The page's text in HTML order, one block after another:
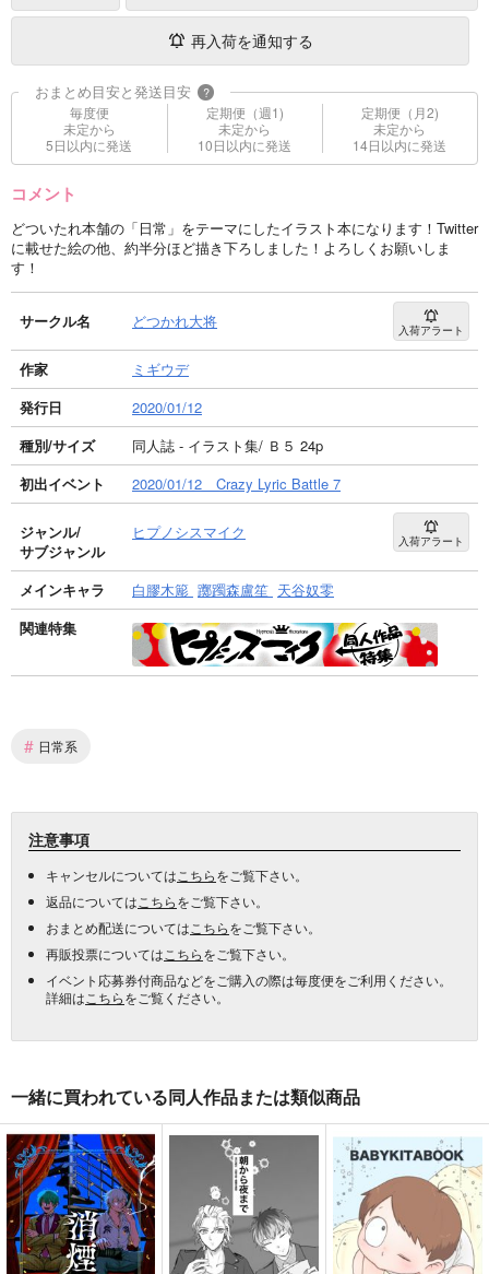
再入荷を通知する
おまとめ目安と発送目安 ?
毎度便
未定から
5日以内に発送
定期便（週1)
未定から
10日以内に発送
定期便（月2)
未定から
14日以内に発送
コメント
どついたれ本舗の「日常」をテーマにしたイラスト本になります！Twitter
に載せた絵の他、約半分ほど描き下ろしました！よろしくお願いしま
す！
サークル名 どつかれ大将 入荷アラート
作家
ミギウデ
発行日
2020/01/12
種別/サイズ
同人誌 - イラスト集/ Ｂ５ 24p
初出イベント
2020/01/12 Crazy Lyric Battle 7
ジャンル/
サブジャンル
ヒプノシスマイク 入荷アラート
メインキャラ 白膠木簓 躑躅森盧笙 天谷奴零
関連特集
# 日常系
注意事項
キャンセルについては こちらをご覧下さい。
返品については こちらをご覧下さい。
おまとめ配送については こちらをご覧下さい。
再販投票については こちらをご覧下さい。
イベント応募券付商品などをご購入の際は毎度便をご利用ください。
詳細は こちらをご覧ください。
一緒に買われている同人作品または類似商品